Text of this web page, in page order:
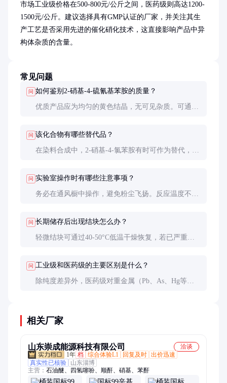
市场工业级价格在500-800元/公斤之间，医药级则高达1200-
1500元/公斤。建议选择具有GMP认证的厂家，并关注其生
产工艺是否采用先进的催化硝化技术，这直接影响产品中异
构体杂质的含量。
常见问题
问 如何鉴别2-硝基-4-硫氰基苯胺的质量？
优质产品应为均匀的黄色结晶，无可见杂质。可通过
硝基-4-硫氰基苯胺（含量应<1.5%）。
问 该化合物有哪些替代品？
在染料合成中，2-硝基-4-氯苯胺有时可作为替代，但
问 实验室操作时有哪些注意事项？
务必在通风橱中操作，避免粉尘飞扬。反应温度不宜
为危险化学品处理。
问 长期储存后出现结块怎么办？
轻微结块可通过40-50°C低温干燥恢复，若已严重结
问 工业级和医药级的主要区别是什么？
除纯度差异外，医药级对重金属（Pb、As、Hg等）
相关厂家
山东崇成能源科技有限公司
洽谈
1年 档 综合体验L1 回复及时 出价迅速
真实性已核验
山东淄博
主营： 石油醚、四氢噻吩、顺酐、硝基、苯酐